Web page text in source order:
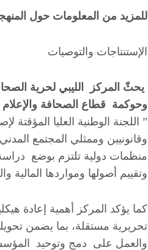
للمزيد من المعلومات حول
الإستنتاجات والتوصيات
يحثّ المركز الليبي لحرية
وحوكمة قطاع الصحافة والإعلام
” اللجنة الوطنية العليا المؤقتة
وقانونيين وممثلي المجتمع
منظمات دولية تلتزم بوضع
وتقييم أصولها ومواردها المالية
كما يؤكد المركز أهمية إعادة
تحريرية مستقلة، بما يضمن
والعمل على دمج وتوحيد